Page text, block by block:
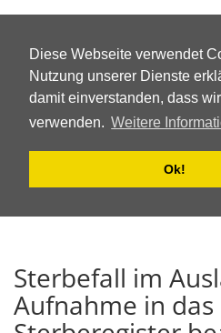
Diese Webseite verwendet
Nutzung unserer Dienste
damit einverstanden, dass
verwenden. Weitere
Ok!
Sterbefall im
Aufnahme in